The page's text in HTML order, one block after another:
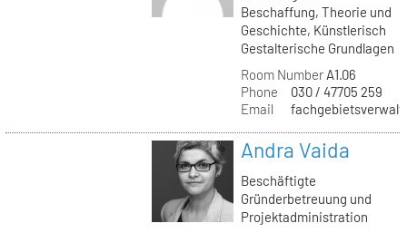
Beschaffung, Theorie und
Geschichte, Künstlerisch
Gestalterische Grundlagen
Room NumberA1.06
Phone
030 / 47705 259
Email
Andra Vaida
Beschäftigte
Gründerbetreuung und
Projektadministration